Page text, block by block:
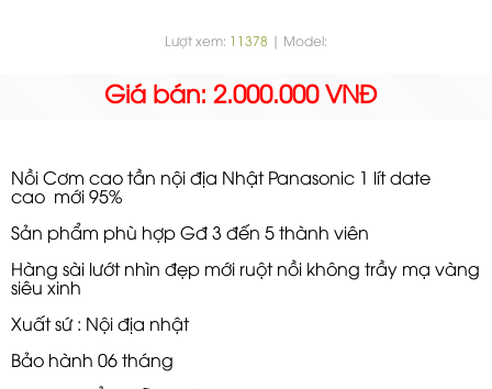
Lượt xem: 11378 | Model:
Giá bán: 2.000.000 VNĐ
Nồi Cơm cao tần nội địa Nhật Panasonic 1 lít date
cao mới 95%
Sản phẩm phù hợp Gđ 3 đến 5 thành viên
Hàng sài lướt nhìn đẹp mới ruột nồi không trầy mạ vàng
siêu xinh
Xuất sứ : Nội địa nhật
Bảo hành 06 tháng